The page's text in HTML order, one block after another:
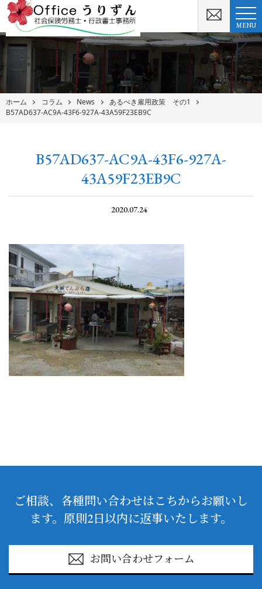
MENU
ホーム コラム News
あるべき雇用政策 その1
B57AD637-AC9A-43F6-927A-43A59F23EB9C
B57AD637-AC9A-43F6-927A-
43A59F23EB9C
2020.07.24
ご相談、各種問い合わせはこちからお願いし
ます。原則2日以内に返事いたします。
お問い合わせフォーム